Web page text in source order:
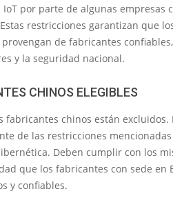
por parte de algunas empresas
restricciones garantizan que
de fabricantes
y la seguridad nacional.
CHINOS ELEGIBLES
fabricantes chinos están
de las restricciones
Deben cumplir con los
que los fabricantes con sede en
y confiables.